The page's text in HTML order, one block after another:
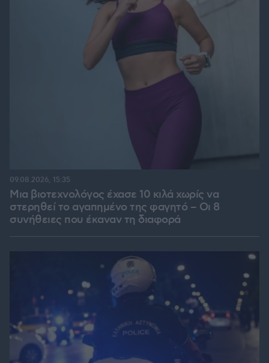
Μια βιοτεχνολόγος έχασε 10 κιλά χωρίς να
στερηθεί το αγαπημένο της φαγητό – Οι 8
συνήθειες που έκαναν τη διαφορά
09.08.2026, 15:35